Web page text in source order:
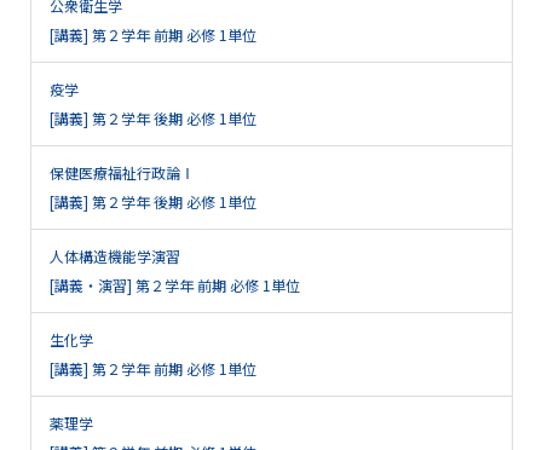
公衆衛生学
[講義] 第２学年 前期 必修 1単位
疫学
[講義] 第２学年 後期 必修 1単位
保健医療福祉行政論Ⅰ
[講義] 第２学年 後期 必修 1単位
人体構造機能学演習
[講義・演習] 第２学年 前期 必修 1単位
生化学
[講義] 第２学年 前期 必修 1単位
薬理学